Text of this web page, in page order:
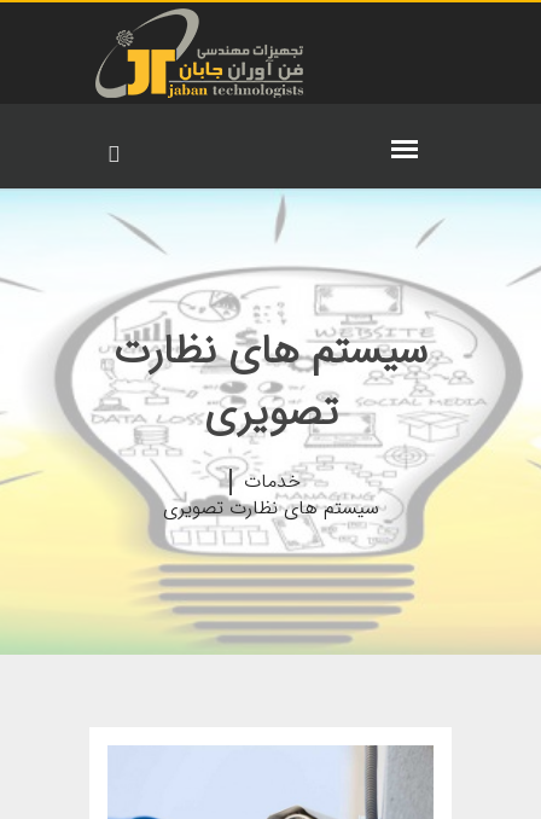
سیستم های نظارت
تصویری
خدمات
سیستم های نظارت تصویری